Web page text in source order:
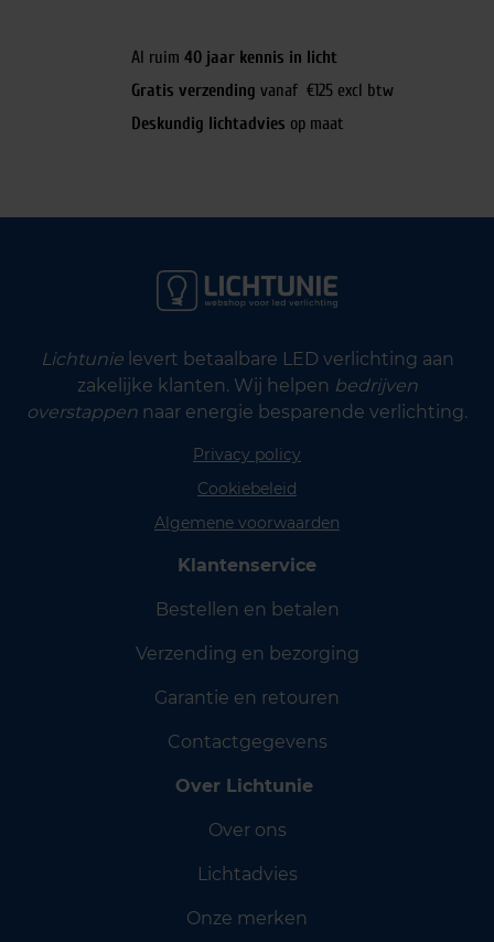
Al ruim 40 jaar kennis in licht
Gratis verzending vanaf €125 excl btw
Deskundig lichtadvies op maat
Lichtunielevert betaalbare LED verlichting aan
zakelijke klanten. Wij helpen bedrijven
overstappen naar energie besparende verlichting.
Privacy policy
Cookiebeleid
Algemene voorwaarden
Klantenservice
Bestellen en betalen
Verzending en bezorging
Garantie en retouren
Contactgegevens
Over Lichtunie
Over ons
Lichtadvies
Onze merken